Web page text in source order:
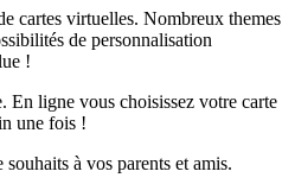
cartes virtuelles. Nombreux themes
de personnalisation
!
En ligne vous choisissez votre carte
une fois !
à vos parents et amis.